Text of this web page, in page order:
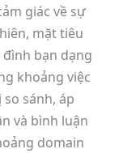
giác về sự
mặt tiêu
bạn dạng
khoảng việc
sánh, áp
và bình luận
domain